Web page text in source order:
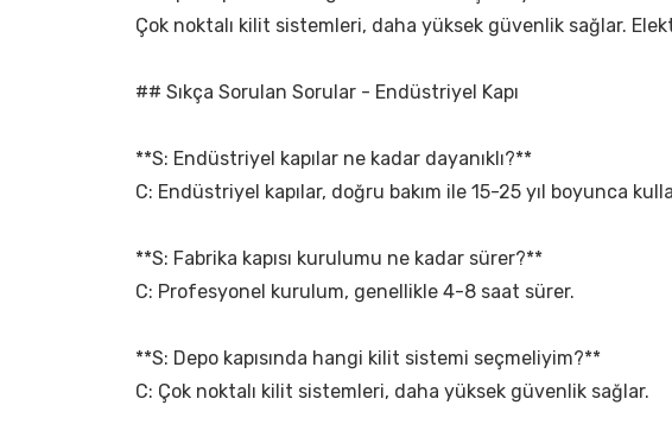
Çok noktalı kilit sistemleri, daha yüksek güvenlik sağlar.
## Sıkça Sorulan Sorular - Endüstriyel Kapı
**S: Endüstriyel kapılar ne kadar dayanıklı?**
C: Endüstriyel kapılar, doğru bakım ile 15-25 yıl boyunca
**S: Fabrika kapısı kurulumu ne kadar sürer?**
C: Profesyonel kurulum, genellikle 4-8 saat sürer.
**S: Depo kapısında hangi kilit sistemi seçmeliyim?**
C: Çok noktalı kilit sistemleri, daha yüksek güvenlik sağlar.